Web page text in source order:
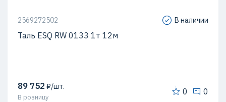
2569272502 В наличии
Таль ESQ RW 0133 1т 12м
89 752 ₽/шт.
В розницу
0 0